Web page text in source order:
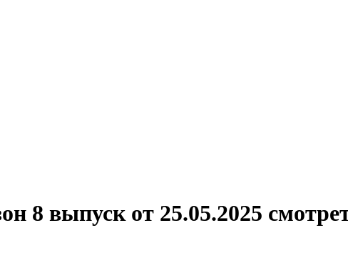
8 выпуск от 25.05.2025